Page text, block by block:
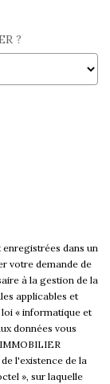
?
dans un
votre demande de
à la gestion de la
applicables et
« informatique et
données vous
l'existence de la
», sur laquelle